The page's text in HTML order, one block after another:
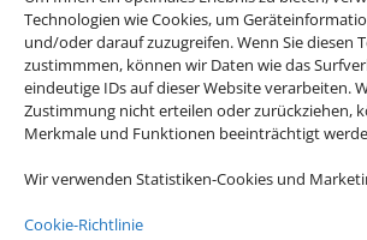
Technologien wie Cookies, um
und/oder darauf zuzugreifen. Wenn Sie diesen
zustimmmen, können wir Daten wie das
eindeutige IDs auf dieser Website verarbeiten.
Zustimmung nicht erteilen oder zurückziehen,
Merkmale und Funktionen beeinträchtigt
Wir verwenden Statistiken-Cookies und
Cookie-Richtlinie
© mRGB/stock.adobe.com
© ronnybas/stock.adobe.com
© JFL Photography/stock.adobe.com
© gnoparus/stock.adobe.com
© Sebastian Grote/stock.adobe.com
© FS-Stock/stock.adobe.com